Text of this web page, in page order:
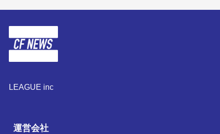
LEAGUE inc
運営会社